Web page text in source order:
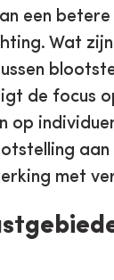
een
Wat
de focus
op
met